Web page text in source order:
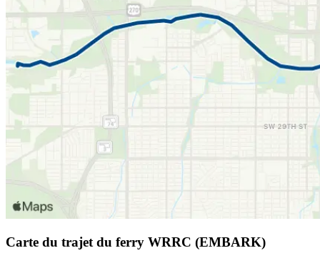
Carte du trajet du ferry WRRC (EMBARK)